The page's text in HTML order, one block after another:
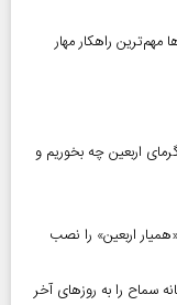
مهم‌ترین راهکار مهار
برای زائران اربعین ۱۴۰۵ | در گرمای اربعین چه بخوریم و
اربعین» را نصب
در سامانه سماح را به روز‌های آخر